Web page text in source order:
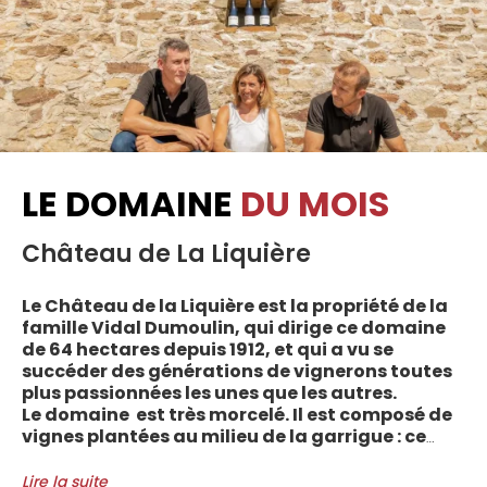
LE DOMAINE DU MOIS
Château de La Liquière
Le Château de la Liquière est la propriété de la
famille Vidal Dumoulin, qui dirige ce domaine
de 64 hectares depuis 1912, et qui a vu se
succéder des générations de vignerons toutes
plus passionnées les unes que les autres.
Le domaine est très morcelé. Il est composé de
vignes plantées au milieu de la garrigue : ce
entre les villages d’Autignac, Caussiniojouls,
Lire la suite